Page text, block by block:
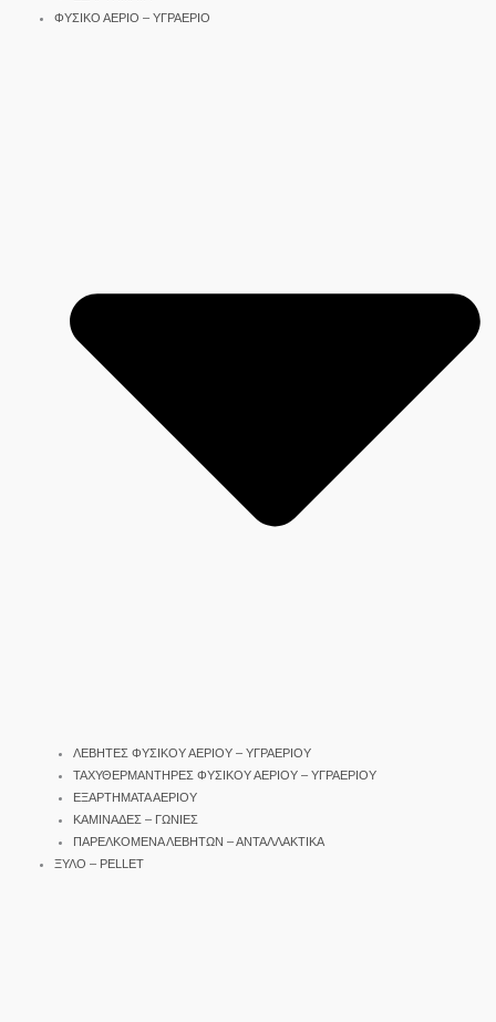
ΦΥΣΙΚΟ ΑΕΡΙΟ – ΥΓΡΑΕΡΙΟ
ΛΕΒΗΤΕΣ ΦΥΣΙΚΟΥ ΑΕΡΙΟΥ – ΥΓΡΑΕΡΙΟΥ
ΤΑΧΥΘΕΡΜΑΝΤΗΡΕΣ ΦΥΣΙΚΟΥ ΑΕΡΙΟΥ – ΥΓΡΑΕΡΙΟΥ
ΕΞΑΡΤΗΜΑΤΑ ΑΕΡΙΟΥ
ΚΑΜΙΝΑΔΕΣ – ΓΩΝΙΕΣ
ΠΑΡΕΛΚΟΜΕΝΑ ΛΕΒΗΤΩΝ – ΑΝΤΑΛΛΑΚΤΙΚΑ
ΞΥΛΟ – PELLET